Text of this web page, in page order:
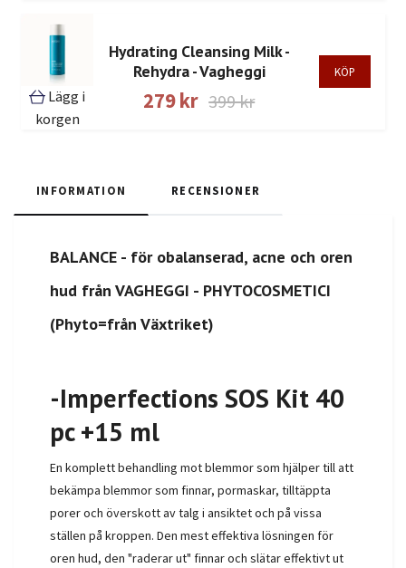
Lägg i
korgen
Hydrating Cleansing Milk -
Rehydra - Vagheggi
279 kr 399 kr
INFORMATION RECENSIONER
BALANCE - för obalanserad, acne och oren
hud från VAGHEGGI - PHYTOCOSMETICI
(Phyto=från Växtriket)
-Imperfections SOS Kit 40
pc +15 ml
En komplett behandling mot blemmor som hjälper till att
bekämpa blemmor som finnar, pormaskar, tilltäppta
porer och överskott av talg i ansiktet och på vissa
ställen på kroppen. Den mest effektiva lösningen för
oren hud, den "raderar ut" finnar och slätar effektivt ut